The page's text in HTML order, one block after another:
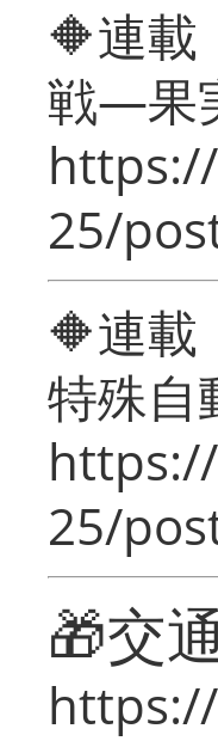
🔶連
戦―果
25/
🔶連
特殊自
25/
🎁交